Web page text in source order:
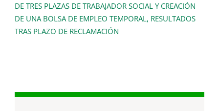
DE TRES PLAZAS DE TRABAJADOR SOCIAL Y CREACIÓN
DE UNA BOLSA DE EMPLEO TEMPORAL, RESULTADOS
TRAS PLAZO DE RECLAMACIÓN